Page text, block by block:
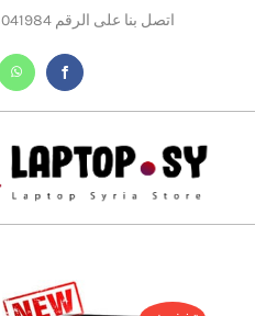
اتصل بنا على الرقم 0968041984
Facebook